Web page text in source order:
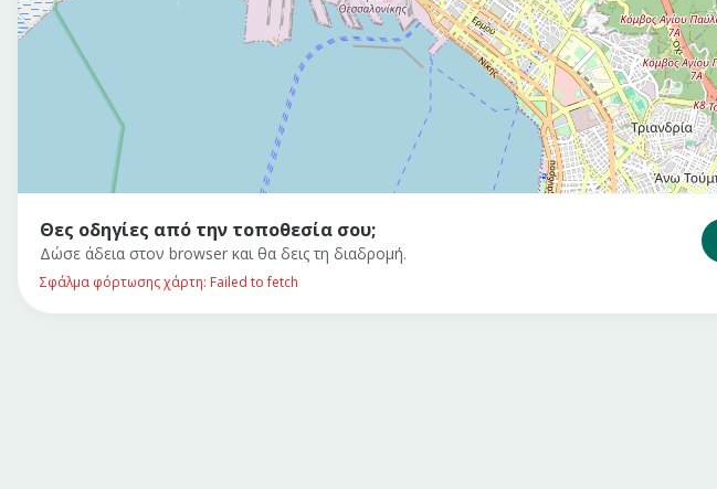
Θες οδηγίες από την τοποθεσία σου;
Δώσε άδεια στον browser και θα δεις τη διαδρομή.
Σφάλμα φόρτωσης χάρτη: Failed to fetch